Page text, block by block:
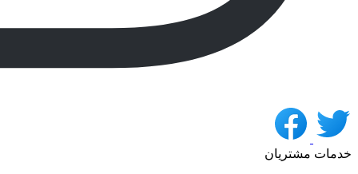
خدمات مشتریان